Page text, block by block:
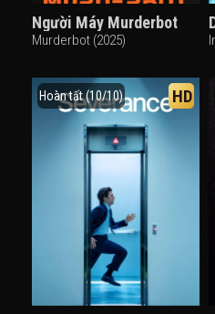
Người Máy Murderbot
Murderbot (2025)
Hoàn tất (10/10) HD